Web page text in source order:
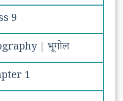
9
| भूगोल
1